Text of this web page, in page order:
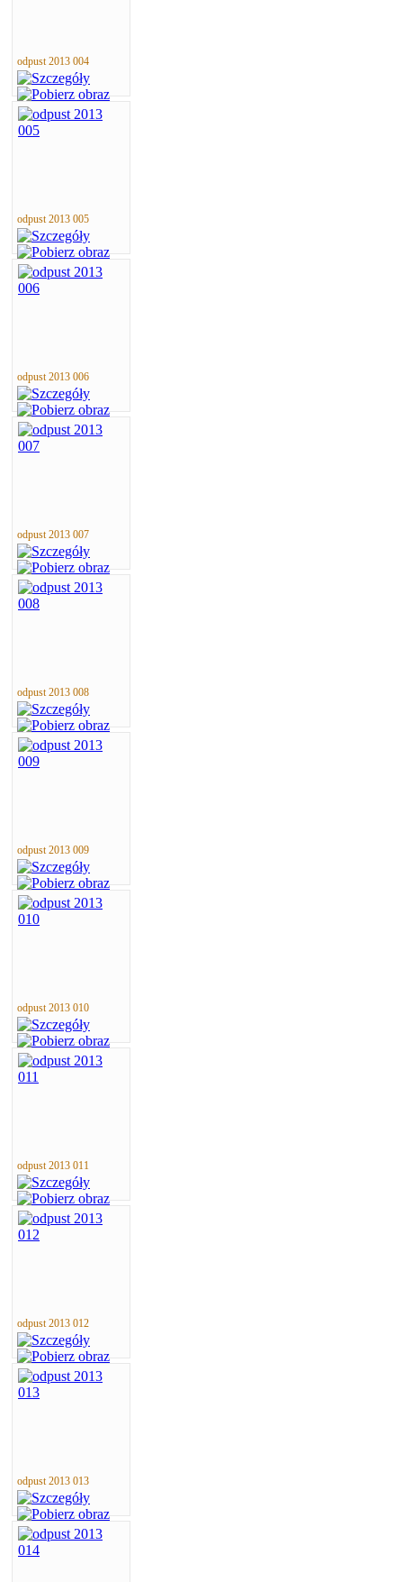
odpust 2013 004
odpust 2013 005
odpust 2013 006
odpust 2013 007
odpust 2013 008
odpust 2013 009
odpust 2013 010
odpust 2013 011
odpust 2013 012
odpust 2013 013